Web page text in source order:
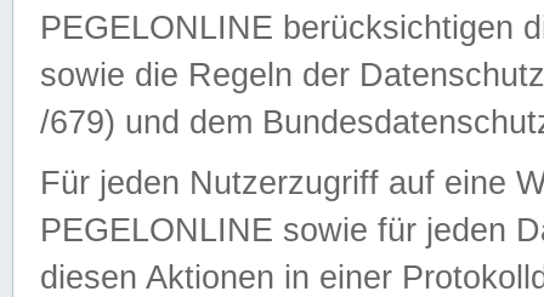
PEGELONLINE berücksichtigen
sowie die Regeln der
/679) und dem
Für jeden Nutzerzugriff auf eine
PEGELONLINE sowie für jeden
diesen Aktionen in einer